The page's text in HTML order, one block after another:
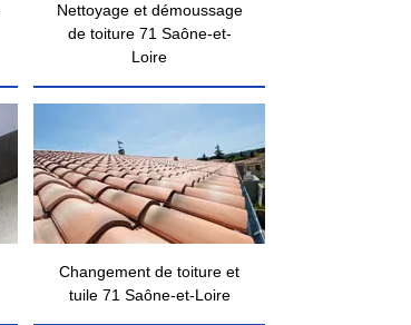
Nettoyage et démoussage
de toiture 71 Saône-et-
Loire
Changement de toiture et
tuile 71 Saône-et-Loire